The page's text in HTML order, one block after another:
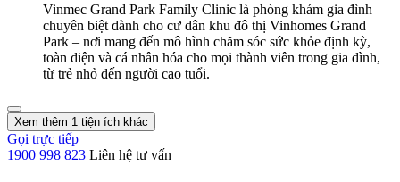
Vinmec Grand Park Family Clinic là phòng khám gia đình
chuyên biệt dành cho cư dân khu đô thị Vinhomes Grand
Park – nơi mang đến mô hình chăm sóc sức khỏe định kỳ,
toàn diện và cá nhân hóa cho mọi thành viên trong gia đình,
từ trẻ nhỏ đến người cao tuổi.
Xem thêm 1 tiện ích khác
Gọi trực tiếp
1900 998 823 Liên hệ tư vấn